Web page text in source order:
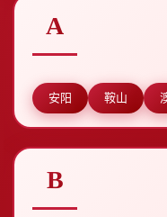
A
安阳 鞍山
B